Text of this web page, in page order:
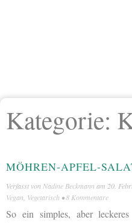
Kategorie:
MÖHREN-APFEL-
Verfasst von Nadine Beckmann am 20.
Vegan Vegetarisch •8 Kommentare
So ein simples, aber